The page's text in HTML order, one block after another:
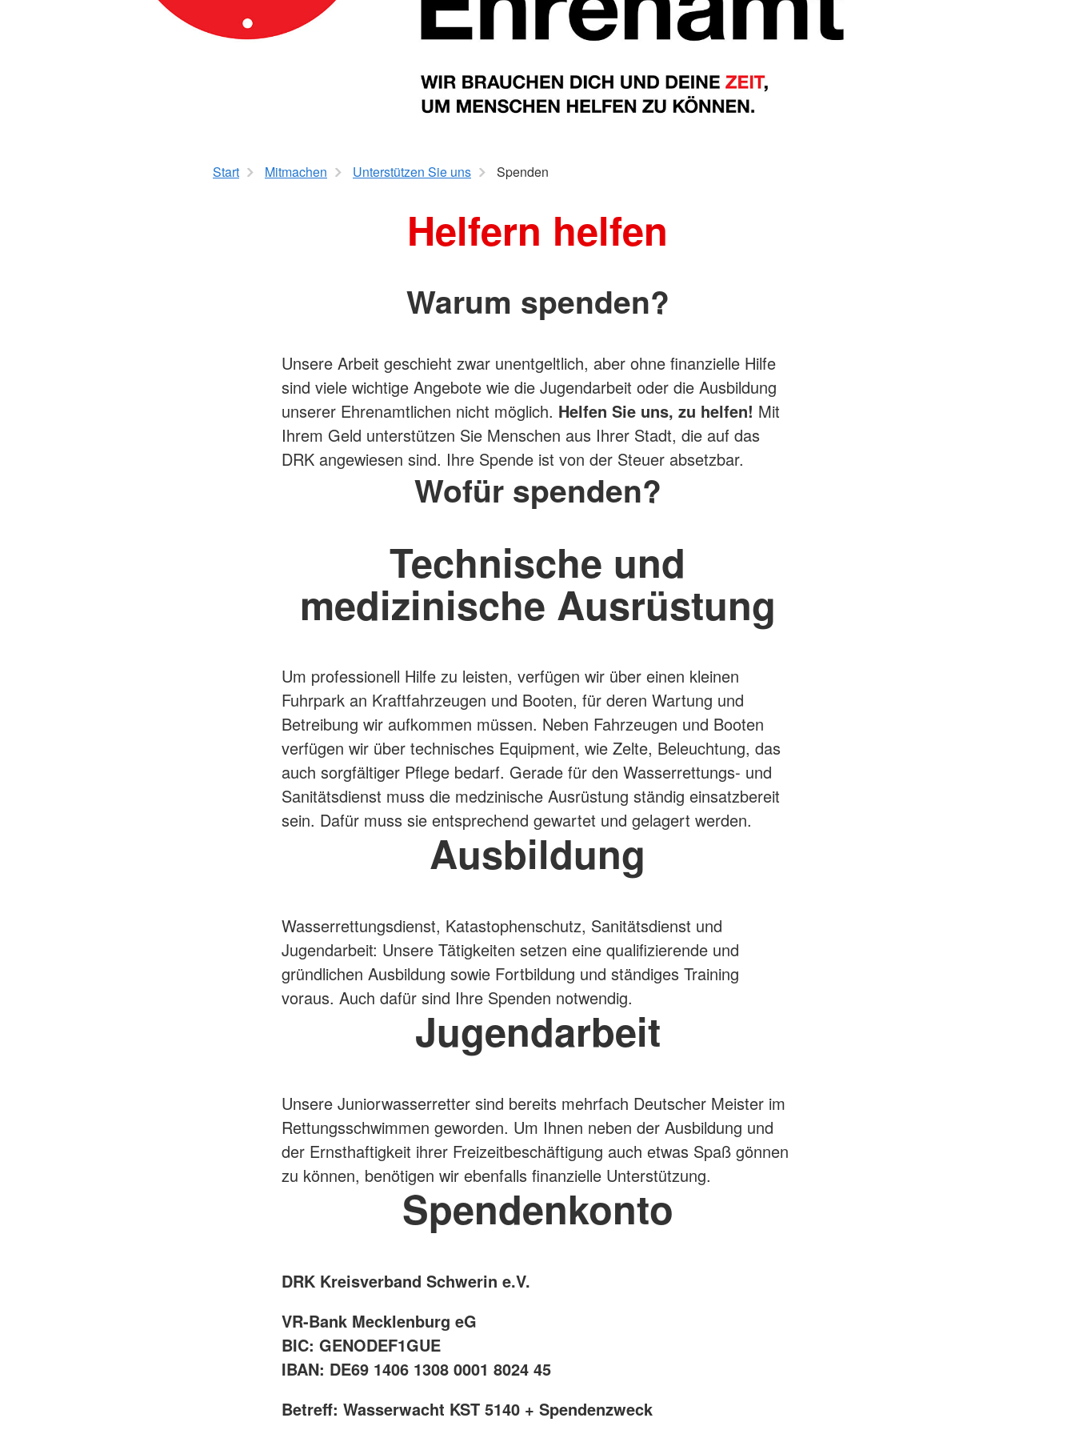
Start Mitmachen Unterstützen Sie uns Spenden
Helfern helfen
Warum spenden?
Unsere Arbeit geschieht zwar unentgeltlich, aber ohne finanzielle Hilfe
sind viele wichtige Angebote wie die Jugendarbeit oder die Ausbildung
unserer Ehrenamtlichen nicht möglich. Helfen Sie uns, zu helfen! Mit
Ihrem Geld unterstützen Sie Menschen aus Ihrer Stadt, die auf das
DRK angewiesen sind. Ihre Spende ist von der Steuer absetzbar.
Wofür spenden?
Technische und
medizinische Ausrüstung
Um professionell Hilfe zu leisten, verfügen wir über einen kleinen
Fuhrpark an Kraftfahrzeugen und Booten, für deren Wartung und
Betreibung wir aufkommen müssen. Neben Fahrzeugen und Booten
verfügen wir über technisches Equipment, wie Zelte, Beleuchtung, das
auch sorgfältiger Pflege bedarf. Gerade für den Wasserrettungs- und
Sanitätsdienst muss die medzinische Ausrüstung ständig einsatzbereit
sein. Dafür muss sie entsprechend gewartet und gelagert werden.
Ausbildung
Wasserrettungsdienst, Katastophenschutz, Sanitätsdienst und
Jugendarbeit: Unsere Tätigkeiten setzen eine qualifizierende und
gründlichen Ausbildung sowie Fortbildung und ständiges Training
voraus. Auch dafür sind Ihre Spenden notwendig.
Jugendarbeit
Unsere Juniorwasserretter sind bereits mehrfach Deutscher Meister im
Rettungsschwimmen geworden. Um Ihnen neben der Ausbildung und
der Ernsthaftigkeit ihrer Freizeitbeschäftigung auch etwas Spaß gönnen
zu können, benötigen wir ebenfalls finanzielle Unterstützung.
Spendenkonto
DRK Kreisverband Schwerin e.V.
VR-Bank Mecklenburg eG
BIC: GENODEF1GUE
IBAN: DE69 1406 1308 0001 8024 45
Betreff: Wasserwacht KST 5140 + Spendenzweck